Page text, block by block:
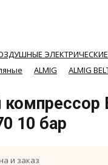
ALMIG ALMIG
компрессор
10 бар
и заказ